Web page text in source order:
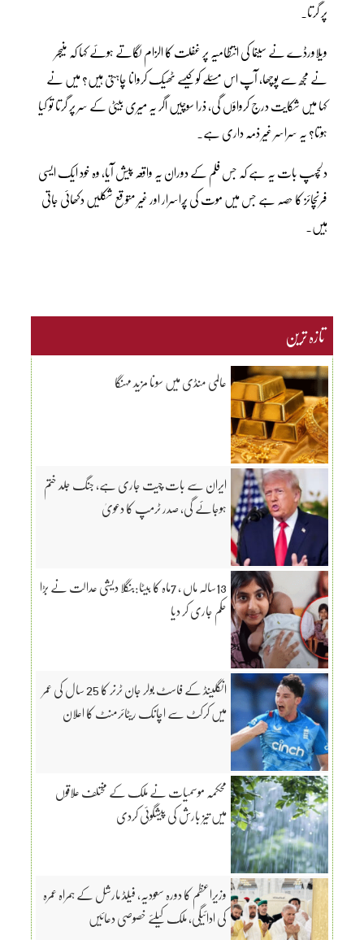
پر گرتا۔
ویلاورڈے نے سینما کی انتظامیہ پر غفلت کا الزام لگاتے ہوئے کہا کہ منیجر
نے مجھ سے پوچھا، آپ اس مسئلے کو کیسے ٹھیک کروانا چاہتی ہیں؟ میں نے
کہا میں شکایت درج کرواؤں گی، ذرا سوچیں اگر یہ میری بیٹی کے سر پر گرتا تو کیا
ہوتا؟ یہ سراسر غیر ذمہ داری ہے۔
دلچسپ بات یہ ہے کہ جس فلم کے دوران یہ واقعہ پیش آیا، وہ خود ایک ایسی
فرنچائز کا حصہ ہے جس میں موت کی پُراسرار اور غیر متوقع شکلیں دکھائی جاتی
ہیں۔
تازہ ترین
عالمی منڈی میں سونا مزید مہنگا
ایران سے بات چیت جاری ہے، جنگ جلد ختم
ہوجائے گی، صدر ٹرمپ کا دعویٰ
13سالہ ماں ، 7ماہ کا بیٹا:بنگلا دیشی عدالت نے بڑا
حکم جاری کر دیا
انگلینڈ کے فاسٹ بولر جان ٹرنر کا 25 سال کی عمر
میں کرکٹ سے اچانک ریٹائرمنٹ کا اعلان
محکمہ موسمیات نے ملک کے مختلف علاقوں
میں تیز بارش کی پیشگوئی کردی
وزیراعظم کا دورہ سعودیہ، فیلڈ مارشل کے ہمراہ عمرہ
کی ادائیگی، ملک کیلئے خصوصی دعائیں